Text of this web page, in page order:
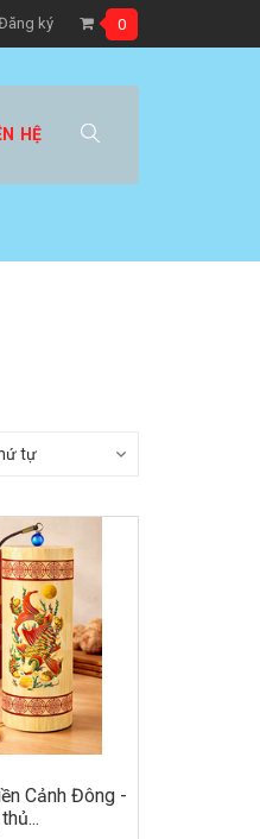
ký 0
HỆ
tự
Cảnh Đông -